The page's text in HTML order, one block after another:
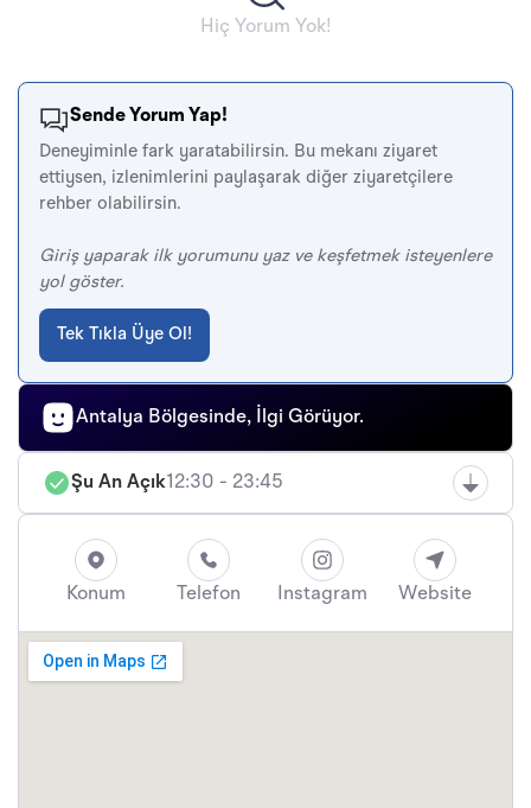
Hiç Yorum Yok!
Sende Yorum Yap!
Deneyiminle fark yaratabilirsin. Bu mekanı ziyaret
ettiysen, izlenimlerini paylaşarak diğer ziyaretçilere
rehber olabilirsin.
Giriş yaparak ilk yorumunu yaz ve keşfetmek isteyenlere
yol göster.
Tek Tıkla Üye Ol!
Antalya Bölgesinde, İlgi Görüyor.
Şu An Açık12:30 - 23:45
Konum Telefon Instagram Website